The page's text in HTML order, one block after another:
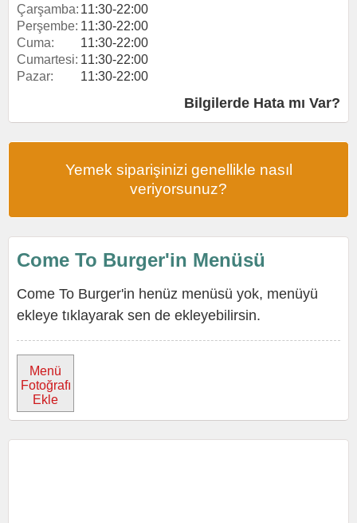
Çarşamba: 11:30-22:00
Perşembe: 11:30-22:00
Cuma:
11:30-22:00
Cumartesi: 11:30-22:00
Pazar:
11:30-22:00
Bilgilerde Hata mı Var?
Yemek siparişinizi genellikle nasıl
veriyorsunuz?
Come To Burger'in Menüsü
Come To Burger'in henüz menüsü yok, menüyü
ekleye tıklayarak sen de ekleyebilirsin.
Menü
Fotoğrafı
Ekle